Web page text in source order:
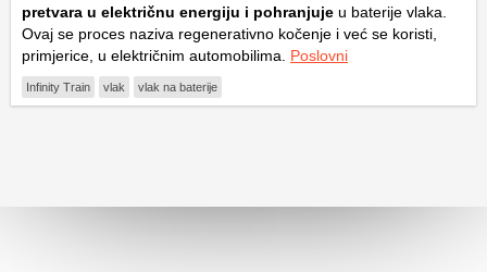
pretvara u električnu energiju i pohranjuje u baterije vlaka.
Ovaj se proces naziva regenerativno kočenje i već se koristi,
primjerice, u električnim automobilima. Poslovni
Infinity Train vlak vlak na baterije